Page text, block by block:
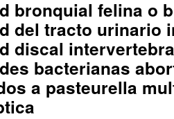
bronquial felina o
del tracto urinario
discal
bacterianas
a pasteurella